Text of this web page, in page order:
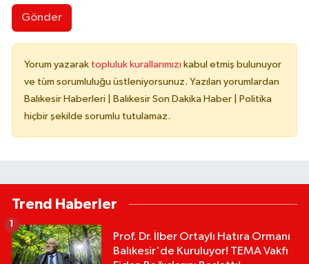
Gönder
Yorum yazarak topluluk kurallarımızı kabul etmiş bulunuyor
ve tüm sorumluluğu üstleniyorsunuz. Yazılan yorumlardan
Balıkesir Haberleri | Balıkesir Son Dakika Haber | Politika
hiçbir şekilde sorumlu tutulamaz.
Trend Haberler
Prof. Dr. İlber Ortaylı Hatıra Ormanı
Balıkesir'de Kuruluyor! TEMA Vakfı
1